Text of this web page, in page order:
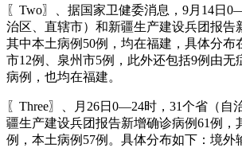
〖Two〗、据国家卫健委消息，9月14日
治区、直辖市）和新疆生产建设兵团报告
其中本土病例50例，均在福建，具体分布
市12例、泉州市5例，此外还包括9例由无
病例，也均在福建。
〖Three〗、月26日0—24时，31个省（自
疆生产建设兵团报告新增确诊病例61例，
例，本土病例57例。具体分布如下：境外